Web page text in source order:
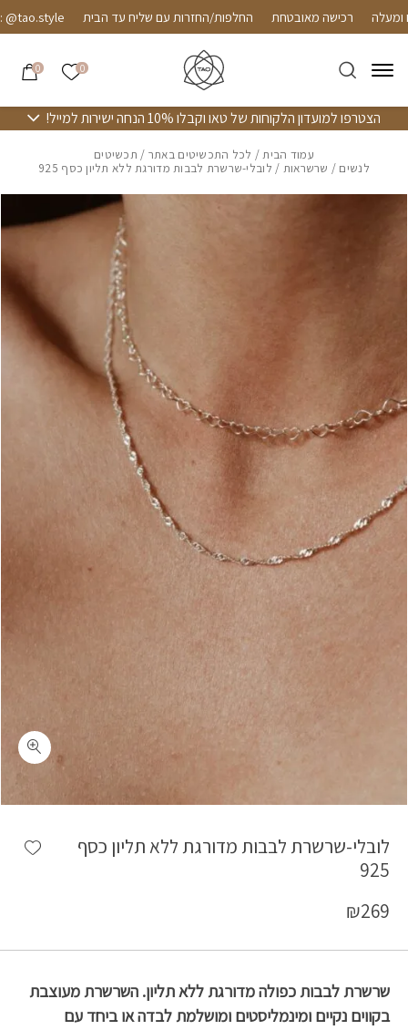
Skip to Contentרכישה מאובטחת החלפות/החזרות עם שליח עד הבית
0 הרשימה
0
הצטרפו למועדון הלקוחות של טאו וקבלו 10% הנחה ישירות למייל!
עמוד הבית/ לכל התכשיטים באתר / תכשיטים
לנשים / שרשראות / לובלי-שרשרת לבבות מדורגת ללא תליון כסף 925
לובלי-שרשרת לבבות מדורגת ללא תליון כסף
925
₪269
שרשרת לבבות כפולה מדורגת ללא תליון. השרשרת מעוצבת
בקווים נקיים ומינמליסטים ומושלמת לבדה או ביחד עם
בחזרה למעלה